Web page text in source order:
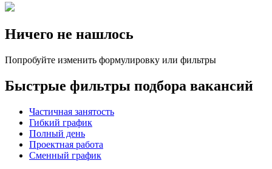
Ничего не нашлось
Попробуйте изменить формулировку или фильтры
Быстрые фильтры подбора вакансий
Частичная занятость
Гибкий график
Полный день
Проектная работа
Сменный график